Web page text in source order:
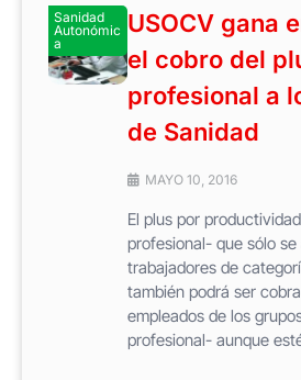
Sanidad
Autonómic
a
USOCV gana
el cobro del
profesional a
de Sanidad
MAYO 10, 2016
El plus por
profesional- que sólo
trabajadores de
también podrá ser
empleados de los
profesional- aunque